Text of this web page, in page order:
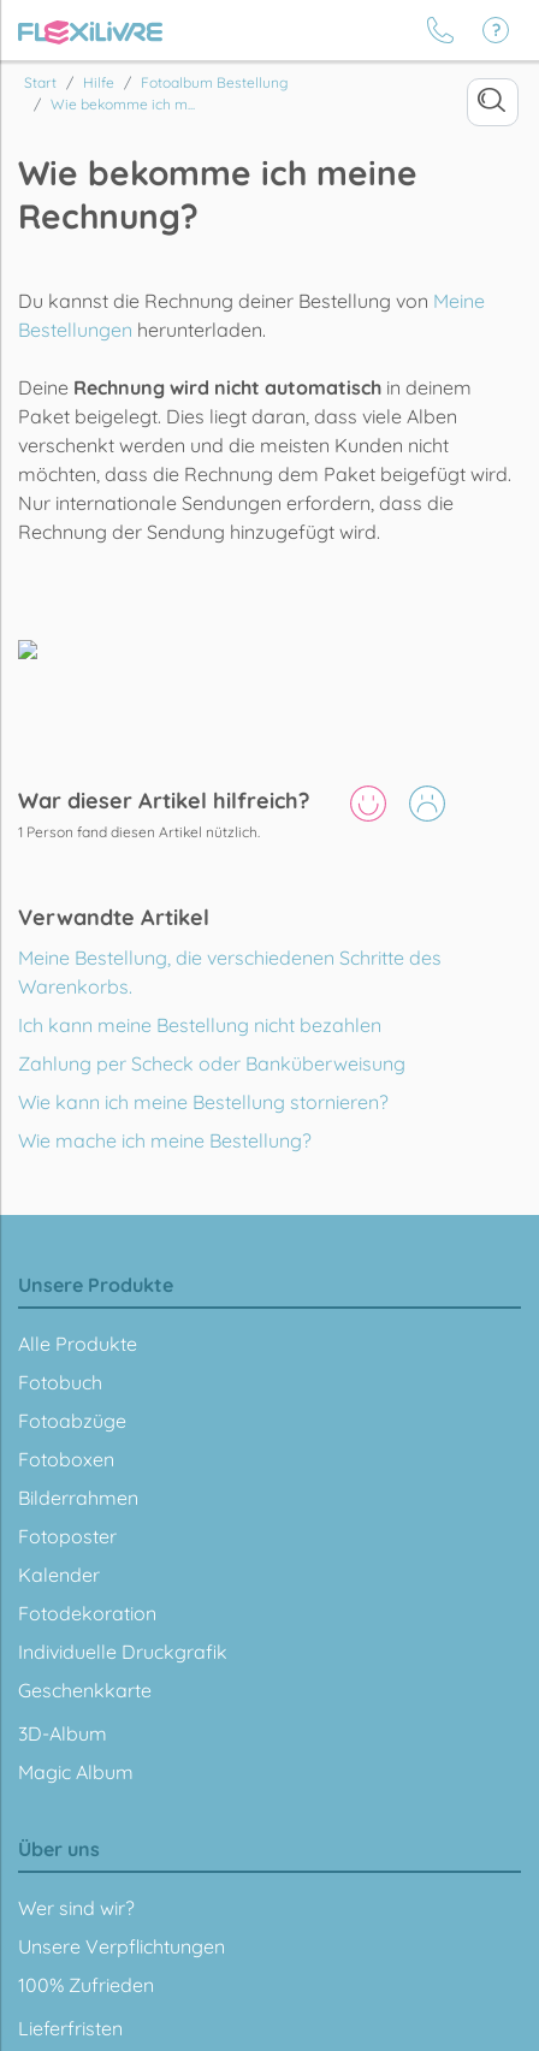
Start Hilfe
Fotoalbum Bestellung
Wie bekomme ich m...
Wie bekomme ich meine
Rechnung?
Du kannst die Rechnung deiner Bestellung von Meine
Bestellungen herunterladen.
Deine Rechnung wird nicht automatisch in deinem
Paket beigelegt. Dies liegt daran, dass viele Alben
verschenkt werden und die meisten Kunden nicht
möchten, dass die Rechnung dem Paket beigefügt wird.
Nur internationale Sendungen erfordern, dass die
Rechnung der Sendung hinzugefügt wird.
War dieser Artikel hilfreich?
1 Person fand diesen Artikel nützlich.
Verwandte Artikel
Meine Bestellung, die verschiedenen Schritte des
Warenkorbs.
Ich kann meine Bestellung nicht bezahlen
Zahlung per Scheck oder Banküberweisung
Wie kann ich meine Bestellung stornieren?
Wie mache ich meine Bestellung?
Unsere Produkte
Alle Produkte
Fotobuch
Fotoabzüge
Fotoboxen
Bilderrahmen
Fotoposter
Kalender
Fotodekoration
Individuelle Druckgrafik
Geschenkkarte
3D-Album
Magic Album
Über uns
Wer sind wir?
Unsere Verpflichtungen
100% Zufrieden
Lieferfristen